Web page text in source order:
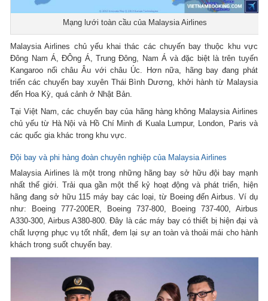
Mạng lưới toàn cầu của Malaysia Airlines
Malaysia Airlines chủ yếu khai thác các chuyến bay thuộc khu vực
Đông Nam Á, ĐÔng Á, Trung Đông, Nam Á và đặc biệt là trên tuyến
Kangaroo nối châu Âu với châu Úc. Hơn nữa, hãng bay đang phát
triển các chuyến bay xuyên Thái Bình Dương, khởi hành từ Malaysia
đến Hoa Kỳ, quá cảnh ở Nhật Bản.
Tại Việt Nam, các chuyến bay của hãng hàng không Malaysia Airlines
chủ yếu từ Hà Nội và Hồ Chí Minh đi Kuala Lumpur, London, Paris và
các quốc gia khác trong khu vực.
Đội bay và phi hàng đoàn chuyên nghiệp của Malaysia Airlines
Malaysia Airlines là một trong những hãng bay sở hữu đội bay mạnh
nhất thế giới. Trải qua gần một thế kỷ hoạt động và phát triển, hiện
hãng đang sở hữu 115 máy bay các loại, từ Boeing đến Airbus. Ví dụ
như: Boeing 777-200ER, Boeing 737-800, Boeing 737-400, Airbus
A330-300, Airbus A380-800. Đây là các máy bay có thiết bị hiện đại và
chất lượng phục vụ tốt nhất, đem lại sự an toàn và thoải mái cho hành
khách trong suốt chuyến bay.